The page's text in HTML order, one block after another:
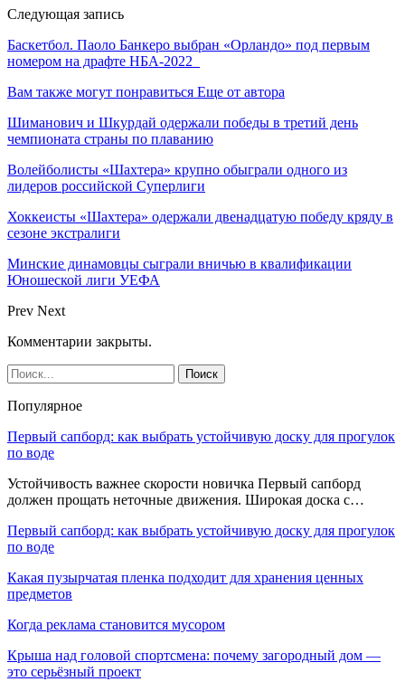
Следующая запись
Баскетбол. Паоло Банкеро выбран «Орландо» под первым
номером на драфте НБА-2022
Вам также могут понравиться Еще от автора
Шиманович и Шкурдай одержали победы в третий день
чемпионата страны по плаванию
Волейболисты «Шахтера» крупно обыграли одного из
лидеров российской Суперлиги
Хоккеисты «Шахтера» одержали двенадцатую победу кряду в
сезоне экстралиги
Минские динамовцы сыграли вничью в квалификации
Юношеской лиги УЕФА
Prev Next
Комментарии закрыты.
Популярное
Первый сапборд: как выбрать устойчивую доску для прогулок
по воде
Устойчивость важнее скорости новичка Первый сапборд
должен прощать неточные движения. Широкая доска с…
Первый сапборд: как выбрать устойчивую доску для прогулок
по воде
Какая пузырчатая пленка подходит для хранения ценных
предметов
Когда реклама становится мусором
Крыша над головой спортсмена: почему загородный дом —
это серьёзный проект